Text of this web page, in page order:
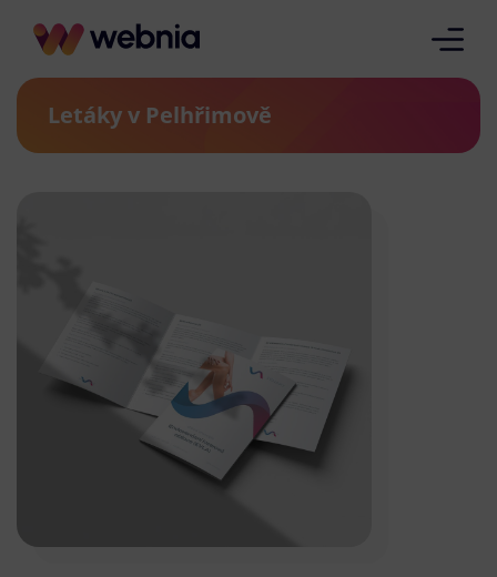
Letáky v Pelhřimově